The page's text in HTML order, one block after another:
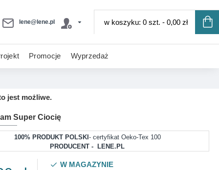
lene@lene.pl w koszyku: 0 szt. - 0,00 zł
Promocje Wyprzedaż
jest możliwe.
Super Ciocię
100% PRODUKT POLSKI - certyfikat Oeko-Tex 100
PRODUCENT - LENE.PL
W MAGAZYNIE